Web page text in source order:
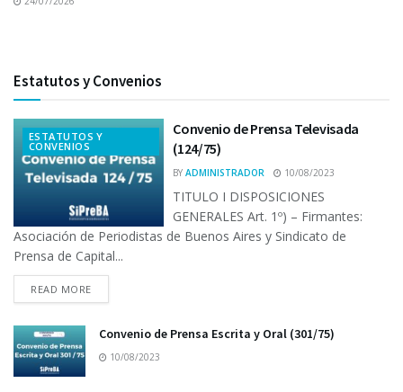
Estatutos y Convenios
ESTATUTOS Y
CONVENIOS
Convenio de Prensa Televisada
(124/75)
BY ADMINISTRADOR 10/08/2023
TITULO I DISPOSICIONES
GENERALES Art. 1º) – Firmantes:
Asociación de Periodistas de Buenos Aires y Sindicato de
Prensa de Capital...
READ MORE
Convenio de Prensa Escrita y Oral (301/75)
10/08/2023